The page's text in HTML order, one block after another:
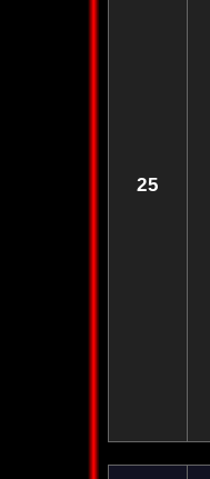
25